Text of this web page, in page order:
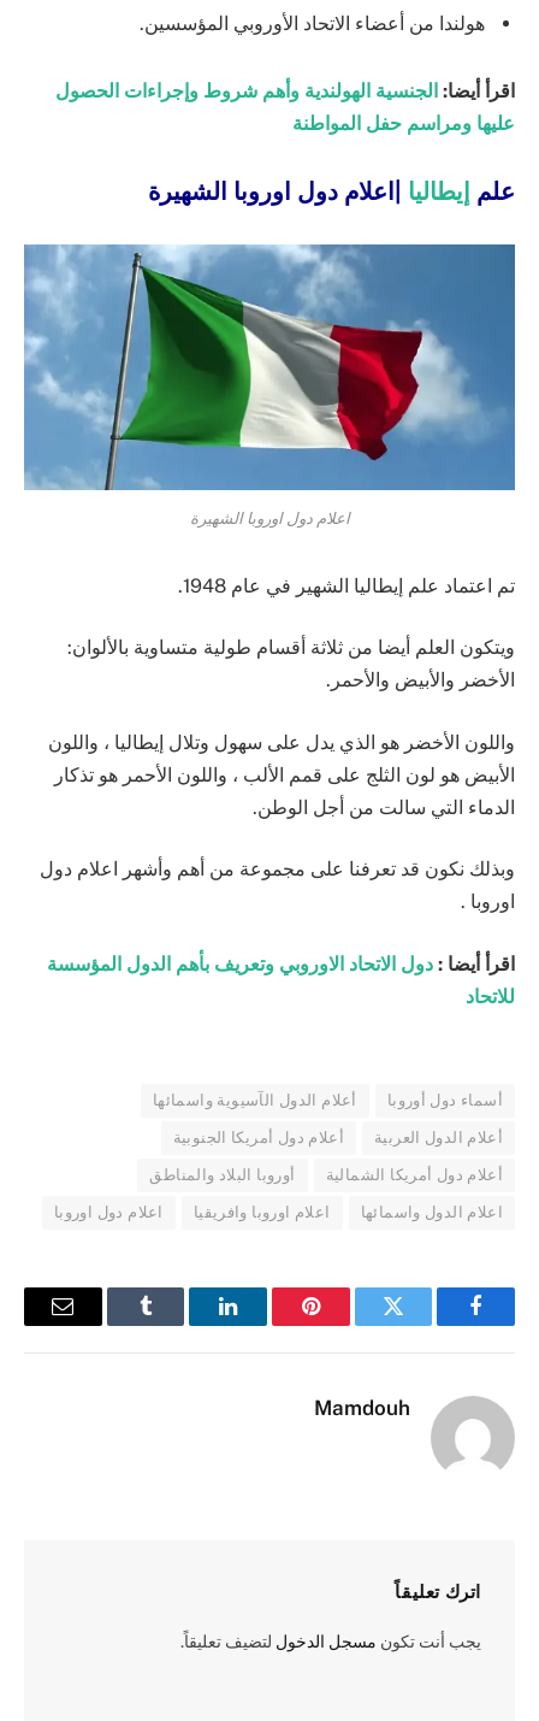
هولندا من أعضاء الاتحاد الأوروبي المؤسسين.
اقرأ أيضا: الجنسية الهولندية وأهم شروط وإجراءات الحصول
عليها ومراسم حفل المواطنة
علم إيطاليا |اعلام دول اوروبا الشهيرة
اعلام دول اوروبا الشهيرة
تم اعتماد علم إيطاليا الشهير في عام 1948.
ويتكون العلم أيضا من ثلاثة أقسام طولية متساوية بالألوان:
الأخضر والأبيض والأحمر.
واللون الأخضر هو الذي يدل على سهول وتلال إيطاليا ، واللون
الأبيض هو لون الثلج على قمم الألب ، واللون الأحمر هو تذكار
الدماء التي سالت من أجل الوطن.
وبذلك نكون قد تعرفنا على مجموعة من أهم وأشهر اعلام دول
اوروبا .
اقرأ أيضا : دول الاتحاد الاوروبي وتعريف بأهم الدول المؤسسة
للاتحاد
أسماء دول أوروبا أعلام الدول الآسيوية واسمائها
أعلام الدول العربية أعلام دول أمريكا الجنوبية
أعلام دول أمريكا الشمالية أوروبا البلاد والمناطق
اعلام الدول واسمائها اعلام اوروبا وافريقيا اعلام دول اوروبا
فيسبوك تويتر بينتيريستلينكدإن Tumblr
البريد
Mamdouh
اترك تعليقاً
يجب أنت تكون مسجل الدخول لتضيف تعليقاً.